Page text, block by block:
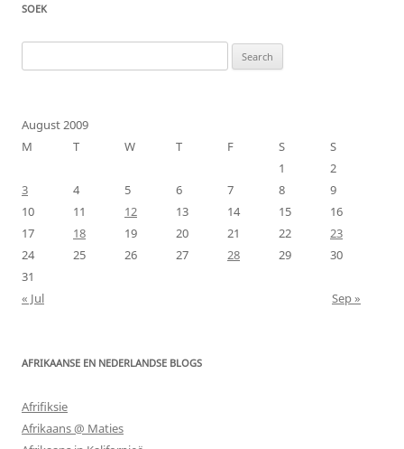
SOEK
for:
August 2009
M
T W T F S
S
1
2
3
4 5 6 7 8
9
10
11 12 13 14 15
16
17
18 19 20 21 22
23
24
25 26 27 28 29
30
31
« Jul
Sep »
AFRIKAANSE EN NEDERLANDSE BLOGS
Afrifiksie
Afrikaans @ Maties